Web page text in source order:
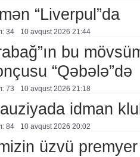
“Liverpul”da
34 10 avqust 2026 21:44
bu
“Qəbələ”də
73 10 avqust 2026 21:18
idman
84 10 avqust 2026 20:02
üzvü